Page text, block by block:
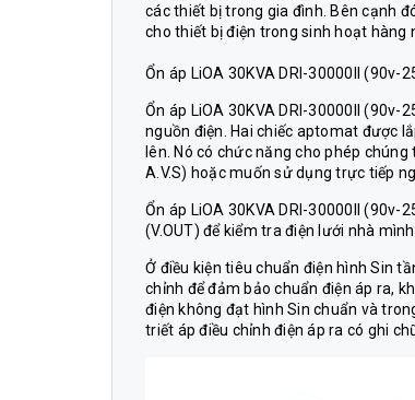
các thiết bị trong gia đình. Bên cạnh
cho thiết bị điện trong sinh hoạt hàng
Ổn áp LiOA 30KVA DRI-30000II
Ổn áp LiOA 30KVA DRI-30000II
nguồn điện. Hai chiếc aptomat được
lên. Nó có chức năng cho phép
A.V.S) hoặc muốn sử dụng trực tiếp
Ổn áp LiOA 30KVA DRI-30000II (90v-
(V.OUT) để kiểm tra điện lưới nhà
Ở điều kiện tiêu chuẩn điện hình Sin
chỉnh để đảm bảo chuẩn điện áp ra,
điện không đạt hình Sin chuẩn và
triết áp điều chỉnh điện áp ra có ghi